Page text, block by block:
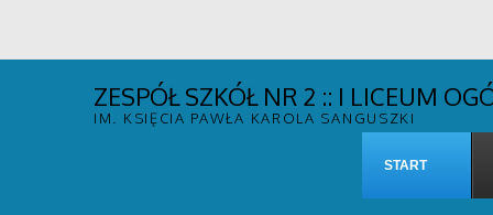
ZESPÓŁ SZKÓŁ NR 2 :: I LICEUM
IM. KSIĘCIA PAWŁA KAROLA SANGUSZKI
START